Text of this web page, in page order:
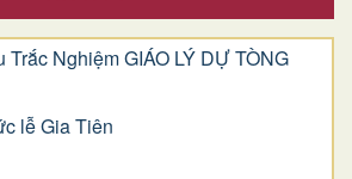
Trắc Nghiệm GIÁO LÝ DỰ TÒNG
lễ Gia Tiên